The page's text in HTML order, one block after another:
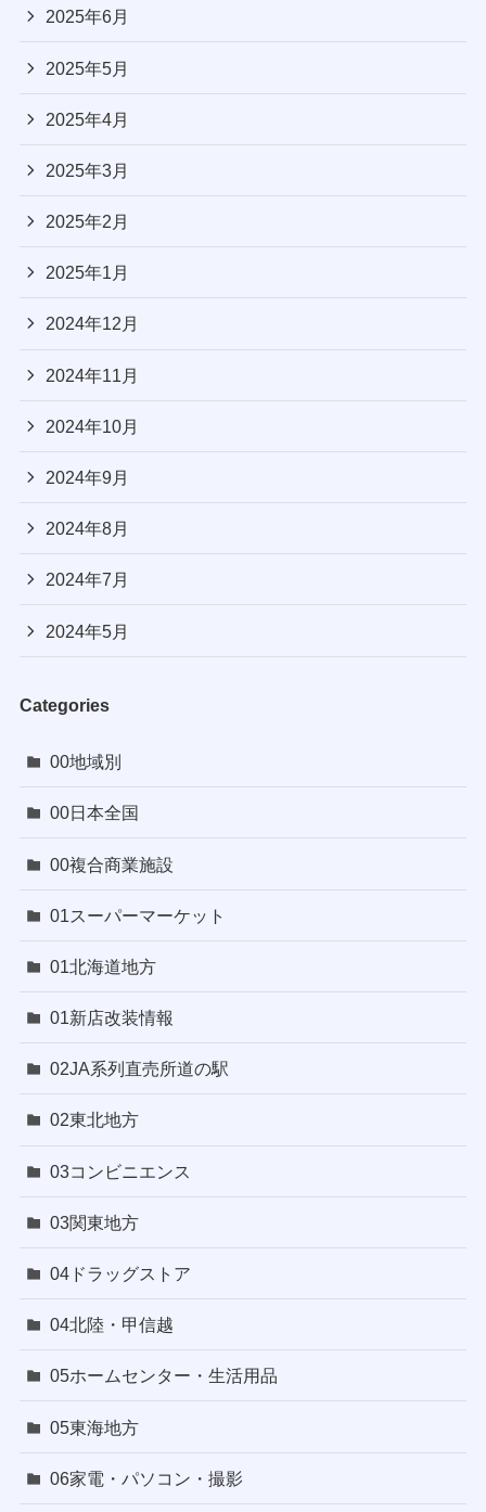
2025年6月
2025年5月
2025年4月
2025年3月
2025年2月
2025年1月
2024年12月
2024年11月
2024年10月
2024年9月
2024年8月
2024年7月
2024年5月
Categories
00地域別
00日本全国
00複合商業施設
01スーパーマーケット
01北海道地方
01新店改装情報
02JA系列直売所道の駅
02東北地方
03コンビニエンス
03関東地方
04ドラッグストア
04北陸・甲信越
05ホームセンター・生活用品
05東海地方
06家電・パソコン・撮影